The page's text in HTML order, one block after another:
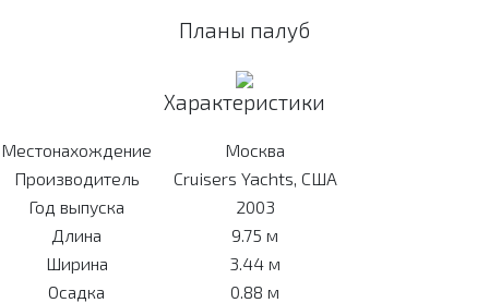
Планы палуб
Характеристики
Местонахождение
Москва
Производитель
Cruisers Yachts, США
Год выпуска
2003
Длина
9.75 м
Ширина
3.44 м
Осадка
0.88 м